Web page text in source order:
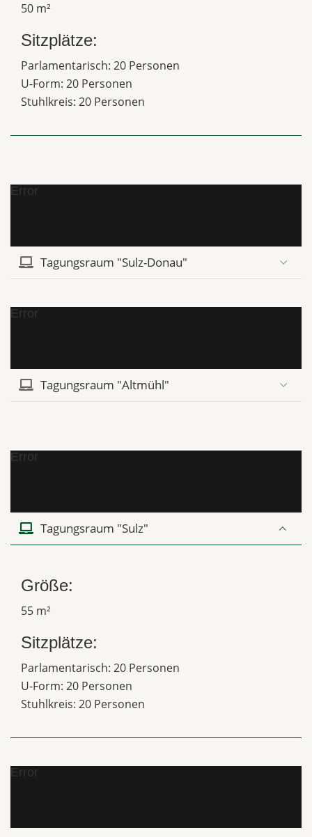
50 m²
Sitzplätze:
Parlamentarisch: 20 Personen
U-Form: 20 Personen
Stuhlkreis: 20 Personen
Error
Tagungsraum "Sulz-Donau"
Error
Tagungsraum "Altmühl"
Error
Tagungsraum "Sulz"
Größe:
55 m²
Sitzplätze:
Parlamentarisch: 20 Personen
U-Form: 20 Personen
Stuhlkreis: 20 Personen
Error